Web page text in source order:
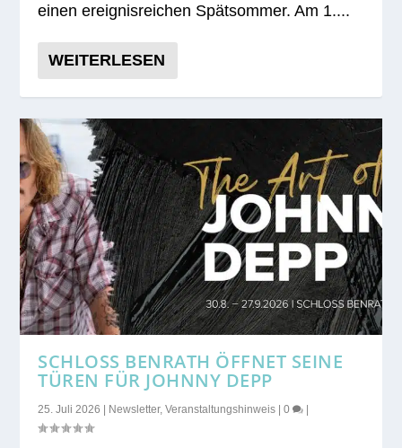
einen ereig­nis­rei­chen Spät­som­mer. Am 1....
WEITERLESEN
SCHLOSS BENRATH ÖFFNET SEINE
TÜREN FÜR JOHNNY DEPP
25. Juli 2026 Newsletter,Veranstaltungshinweis |0